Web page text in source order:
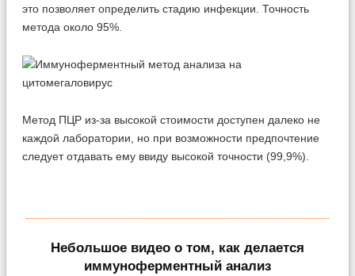
это позволяет определить стадию инфекции. Точность
метода около 95%.
Метод ПЦР из-за высокой стоимости доступен далеко не
каждой лаборатории, но при возможности предпочтение
следует отдавать ему ввиду высокой точности (99,9%).
Небольшое видео о том, как делается
иммуноферментный анализ